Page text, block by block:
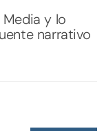
y lo
narrativo